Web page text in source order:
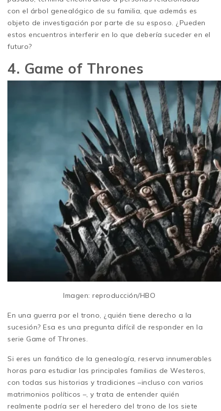
con el árbol genealógico de su familia, que además es
objeto de investigación por parte de su esposo. ¿Pueden
estos encuentros interferir en lo que debería suceder en el
futuro?
4. Game of Thrones
Imagen: reproducción/HBO
En una guerra por el trono, ¿quién tiene derecho a la
sucesión? Esa es una pregunta difícil de responder en la
serie Game of Thrones.
Si eres un fanático de la genealogía, reserva innumerables
horas para estudiar las principales familias de Westeros,
con todas sus historias y tradiciones –incluso con varios
matrimonios políticos –, y trata de entender quién
realmente podría ser el heredero del trono de los siete